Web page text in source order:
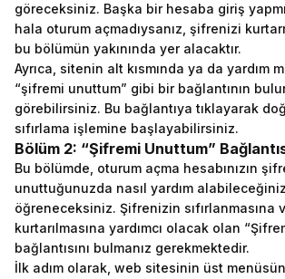
göreceksiniz. Başka bir hesaba giriş
hala oturum açmadıysanız, şifrenizi
bu bölümün yakınında yer alacaktır.
Ayrıca, sitenin alt kısmında ya da yardım
“şifremi unuttum” gibi bir bağlantının
görebilirsiniz. Bu bağlantıya tıklayarak
sıfırlama işlemine başlayabilirsiniz.
Bölüm 2: “Şifremi Unuttum”
Bu bölümde, oturum açma hesabınızın
unuttuğunuzda nasıl yardım
öğreneceksiniz. Şifrenizin sıfırlanmasına
kurtarılmasına yardımcı olacak olan
bağlantısını bulmanız gerekmektedir.
İlk adım olarak, web sitesinin üst